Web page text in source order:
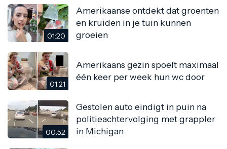
01:20
Amerikaanse ontdekt dat groenten
en kruiden in je tuin kunnen
groeien
01:21
Amerikaans gezin spoelt maximaal
één keer per week hun wc door
00:52
Gestolen auto eindigt in puin na
politieachtervolging met grappler
in Michigan